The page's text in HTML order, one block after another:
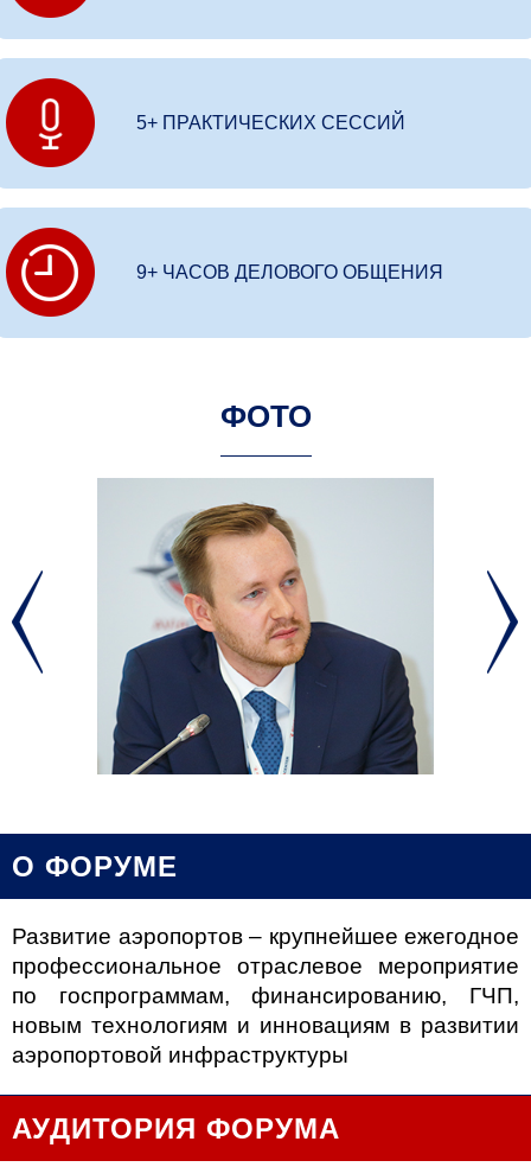
5+ ПРАКТИЧЕСКИХ СЕССИЙ
9+ ЧАСОВ ДЕЛОВОГО ОБЩЕНИЯ
ФОТО
О ФОРУМЕ
Развитие аэропортов – крупнейшее ежегодное
профессиональное отраслевое мероприятие
по госпрограммам, финансированию, ГЧП,
новым технологиям и инновациям в развитии
аэропортовой инфраструктуры
АУДИТОРИЯ ФОРУМА